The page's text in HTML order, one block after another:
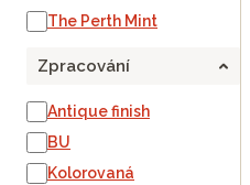
The Perth Mint
Zpracování
Antique finish
BU
Kolorovaná